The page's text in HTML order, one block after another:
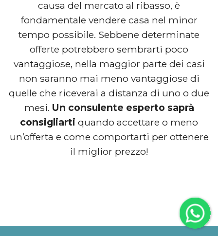
causa del mercato al ribasso, è
fondamentale vendere casa nel minor
tempo possibile. Sebbene determinate
offerte potrebbero sembrarti poco
vantaggiose, nella maggior parte dei casi
non saranno mai meno vantaggiose di
quelle che riceverai a distanza di uno o due
mesi. Un consulente esperto saprà
consigliarti quando accettare o meno
un’offerta e come comportarti per ottenere
il miglior prezzo!